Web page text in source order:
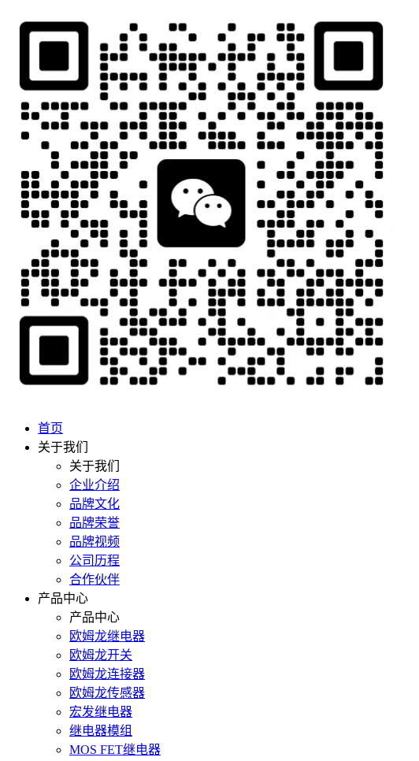
首页
关于我们
关于我们
企业介绍
品牌文化
品牌荣誉
品牌视频
公司历程
合作伙伴
产品中心
产品中心
欧姆龙继电器
欧姆龙开关
欧姆龙连接器
欧姆龙传感器
宏发继电器
继电器模组
MOS FET继电器